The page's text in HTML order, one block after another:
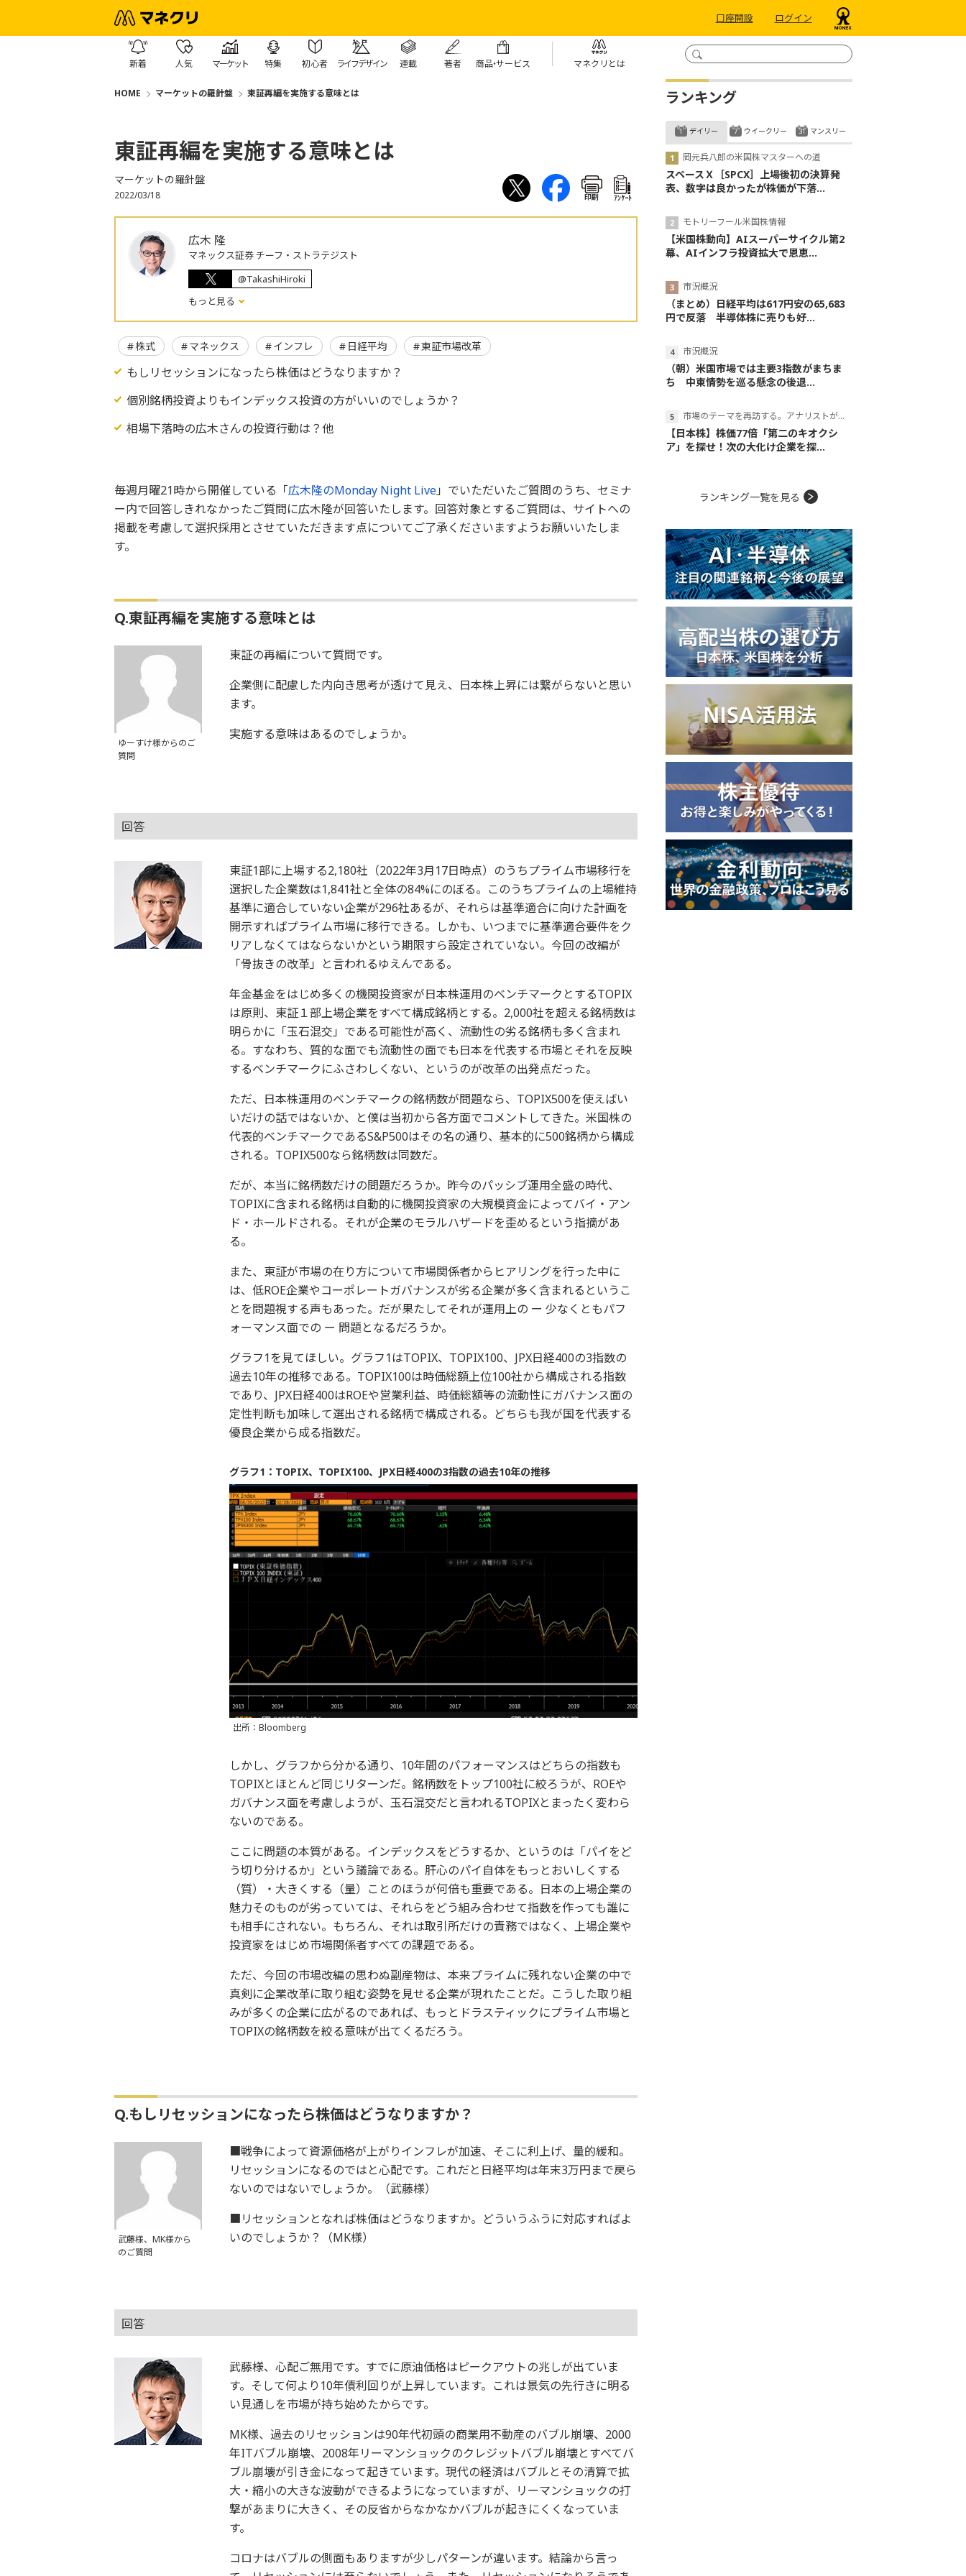
口座開設 ログイン
新着 人気 マーケット 特集 初心者 ライフデザイン 連載 著者 商品・サービス マネクリとは
HOME マーケットの羅針盤 東証再編を実施する意味とは
東証再編を実施する意味とは
マーケットの羅針盤
2022/03/18 印刷 ｱﾝｹｰﾄ
広木 隆
マネックス証券 チーフ・ストラテジスト
@TakashiHiroki
もっと見る
株式 マネックス インフレ 日経平均 東証市場改革
もしリセッションになったら株価はどうなりますか？
個別銘柄投資よりもインデックス投資の方がいいのでしょうか？
相場下落時の広木さんの投資行動は？他
毎週月曜21時から開催している「広木隆のMonday Night Live」でいただいたご質問のうち、セミナ
ー内で回答しきれなかったご質問に広木隆が回答いたします。回答対象とするご質問は、サイトへの
掲載を考慮して選択採用とさせていただきます点についてご了承くださいますようお願いいたしま
す。
Q.東証再編を実施する意味とは
ゆーすけ様からのご
質問
東証の再編について質問です。
企業側に配慮した内向き思考が透けて見え、日本株上昇には繋がらないと思い
ます。
実施する意味はあるのでしょうか。
回答
東証1部に上場する2,180社（2022年3月17日時点）のうちプライム市場移行を
選択した企業数は1,841社と全体の84%にのぼる。このうちプライムの上場維持
基準に適合していない企業が296社あるが、それらは基準適合に向けた計画を
開示すればプライム市場に移行できる。しかも、いつまでに基準適合要件をク
リアしなくてはならないかという期限すら設定されていない。今回の改編が
「骨抜きの改革」と言われるゆえんである。
年金基金をはじめ多くの機関投資家が日本株運用のベンチマークとするTOPIX
は原則、東証１部上場企業をすべて構成銘柄とする。2,000社を超える銘柄数は
明らかに「玉石混交」である可能性が高く、流動性の劣る銘柄も多く含まれ
る。すなわち、質的な面でも流動性の面でも日本を代表する市場とそれを反映
するベンチマークにふさわしくない、というのが改革の出発点だった。
ただ、日本株運用のベンチマークの銘柄数が問題なら、TOPIX500を使えばい
いだけの話ではないか、と僕は当初から各方面でコメントしてきた。米国株の
代表的ベンチマークであるS&P500はその名の通り、基本的に500銘柄から構成
される。TOPIX500なら銘柄数は同数だ。
だが、本当に銘柄数だけの問題だろうか。昨今のパッシブ運用全盛の時代、
TOPIXに含まれる銘柄は自動的に機関投資家の大規模資金によってバイ・アン
ド・ホールドされる。それが企業のモラルハザードを歪めるという指摘があ
る。
また、東証が市場の在り方について市場関係者からヒアリングを行った中に
は、低ROE企業やコーポレートガバナンスが劣る企業が多く含まれるというこ
とを問題視する声もあった。だが果たしてそれが運用上の ー 少なくともパフ
ォーマンス面での ー 問題となるだろうか。
グラフ1を見てほしい。グラフ1はTOPIX、TOPIX100、JPX日経400の3指数の
過去10年の推移である。TOPIX100は時価総額上位100社から構成される指数
であり、JPX日経400はROEや営業利益、時価総額等の流動性にガバナンス面の
定性判断も加味して選出される銘柄で構成される。どちらも我が国を代表する
優良企業から成る指数だ。
グラフ1：TOPIX、TOPIX100、JPX日経400の3指数の過去10年の推移
出所：Bloomberg
しかし、グラフから分かる通り、10年間のパフォーマンスはどちらの指数も
TOPIXとほとんど同じリターンだ。銘柄数をトップ100社に絞ろうが、ROEや
ガバナンス面を考慮しようが、玉石混交だと言われるTOPIXとまったく変わら
ないのである。
ここに問題の本質がある。インデックスをどうするか、というのは「パイをど
う切り分けるか」という議論である。肝心のパイ自体をもっとおいしくする
（質）・大きくする（量）ことのほうが何倍も重要である。日本の上場企業の
魅力そのものが劣っていては、それらをどう組み合わせて指数を作っても誰に
も相手にされない。もちろん、それは取引所だけの責務ではなく、上場企業や
投資家をはじめ市場関係者すべての課題である。
ただ、今回の市場改編の思わぬ副産物は、本来プライムに残れない企業の中で
真剣に企業改革に取り組む姿勢を見せる企業が現れたことだ。こうした取り組
みが多くの企業に広がるのであれば、もっとドラスティックにプライム市場と
TOPIXの銘柄数を絞る意味が出てくるだろう。
Q.もしリセッションになったら株価はどうなりますか？
武藤様、MK様から
のご質問
■戦争によって資源価格が上がりインフレが加速、そこに利上げ、量的緩和。
リセッションになるのではと心配です。これだと日経平均は年末3万円まで戻ら
ないのではないでしょうか。（武藤様）
■リセッションとなれば株価はどうなりますか。どういうふうに対応すればよ
いのでしょうか？（MK様）
回答
武藤様、心配ご無用です。すでに原油価格はピークアウトの兆しが出ていま
す。そして何より10年債利回りが上昇しています。これは景気の先行きに明る
い見通しを市場が持ち始めたからです。
MK様、過去のリセッションは90年代初頭の商業用不動産のバブル崩壊、2000
年ITバブル崩壊、2008年リーマンショックのクレジットバブル崩壊とすべてバ
ブル崩壊が引き金になって起きています。現代の経済はバブルとその清算で拡
大・縮小の大きな波動ができるようになっていますが、リーマンショックの打
撃があまりに大きく、その反省からなかなかバブルが起きにくくなっていま
す。
コロナはバブルの側面もありますが少しパターンが違います。結論から言っ
ランキング
デイリー
岡元兵八郎の米国株マスターへの道
スペースＸ［SPCX］上場後初の決算発
表、数字は良かったが株価が下落...
モトリーフール米国株情報
【米国株動向】AIスーパーサイクル第2
幕、AIインフラ投資拡大で恩恵...
市況概況
（まとめ）日経平均は617円安の65,683
円で反落 半導体株に売りも好...
市況概況
（朝）米国市場では主要3指数がまちま
ち 中東情勢を巡る懸念の後退...
市場のテーマを再訪する。アナリストが読み解くテーマの本質
【日本株】株価77倍「第二のキオクシ
ア」を探せ！次の大化け企業を探...
ウイークリー マンスリー
ランキング一覧を見る